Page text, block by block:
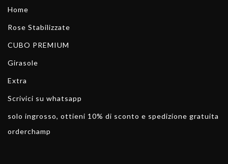
Home
Rose Stabilizzate
CUBO PREMIUM
Girasole
Extra
Scrivici su whatsapp
solo ingrosso, ottieni 10% di sconto e spedizione gratuita
orderchamp